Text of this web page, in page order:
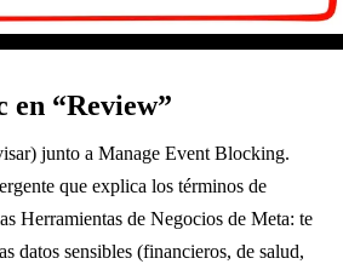
en “Review”
junto a Manage Event Blocking.
que explica los términos de
Herramientas de Negocios de Meta: te
datos sensibles (financieros, de salud,